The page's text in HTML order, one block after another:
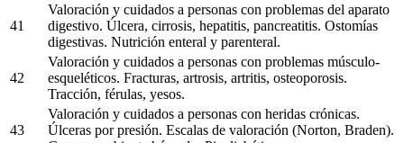
41
Valoración y cuidados a personas con problemas del aparato
digestivo. Úlcera, cirrosis, hepatitis, pancreatitis. Ostomías
digestivas. Nutrición enteral y parenteral.
42
Valoración y cuidados a personas con problemas músculo-
esqueléticos. Fracturas, artrosis, artritis, osteoporosis.
Tracción, férulas, yesos.
43
Valoración y cuidados a personas con heridas crónicas.
Úlceras por presión. Escalas de valoración (Norton, Braden).